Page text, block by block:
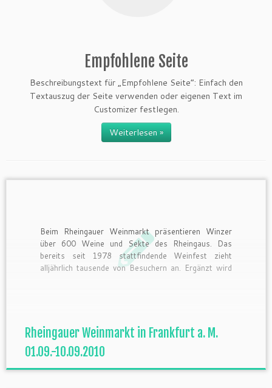
Empfohlene Seite
Beschreibungstext für „Empfohlene Seite“: Einfach den
Textauszug der Seite verwenden oder eigenen Text im
Customizer festlegen.
Weiterlesen »
Beim Rheingauer Weinmarkt präsentieren Winzer
über 600 Weine und Sekte des Rheingaus. Das
bereits seit 1978 stattfindende Weinfest zieht
alljährlich tausende von Besuchern an. Ergänzt wird
[…]
Rheingauer Weinmarkt in Frankfurt a. M.
01.09.-10.09.2010